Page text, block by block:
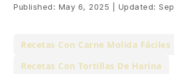
Published: May 6, 2025 Updated:
Recetas Con Carne Molida Fáciles
Recetas Con Tortillas De Harina